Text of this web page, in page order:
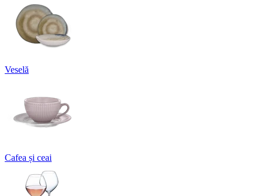
Veselă
Cafea și ceai